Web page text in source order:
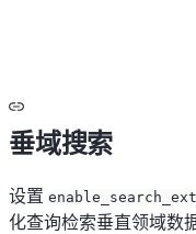
垂域搜索
设置
化查询检索垂直领域数